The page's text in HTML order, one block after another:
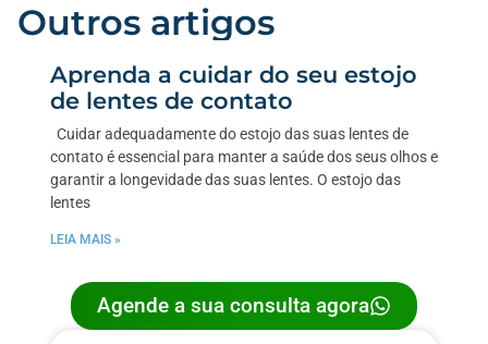
Outros artigos
Aprenda a cuidar do seu estojo
de lentes de contato
Cuidar adequadamente do estojo das suas lentes de
contato é essencial para manter a saúde dos seus olhos e
garantir a longevidade das suas lentes. O estojo das
lentes
LEIA MAIS »
Agende a sua consulta agora